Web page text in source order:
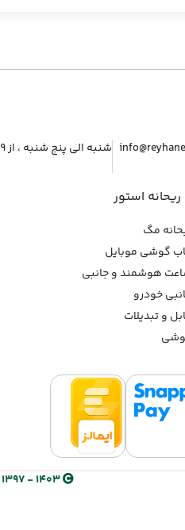
شنبه الی پنج شنبه ، از ۹ صبح الی ۱۷ عصر پاسخگوی شما هستیم.
ریحانه استور
مگ
گوشی موبایل
هوشمند و جانبی
خودرو
و تبدیلات
1403 - 1397